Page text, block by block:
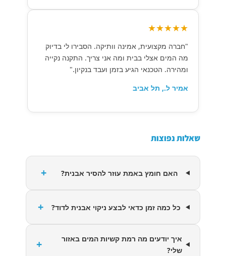
★★★★★
"חברה מקצועית, אמינה וותיקה. הסבירו לי בדיוק
מה המים אצלי בבית ומה אני צריך. התקנה נקייה
ומהירה. הטכנאי הגיע בזמן ועבד בנקיון."
אמיר ל., תל אביב
שאלות נפוצות
האם חומץ באמת עוזר להסיר אבנית? +
כל כמה זמן כדאי לבצע ניקוי אבנית לדוד? +
איך יודעים מה רמת קשיות המים באזור
שלי?
+